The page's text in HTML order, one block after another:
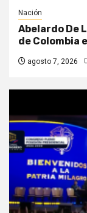
Nación
Abelardo De
de Colombia
agosto 7, 2026